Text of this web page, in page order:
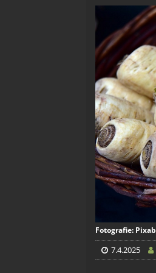
Fotografie:
7.4.2025